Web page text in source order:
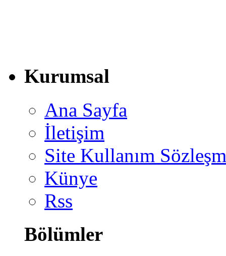
Kurumsal
Ana Sayfa
İletişim
Site Kullanım
Künye
Rss
Bölümler